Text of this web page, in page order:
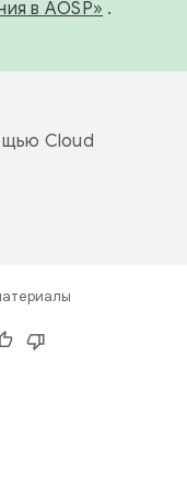
в AOSP» .
Cloud